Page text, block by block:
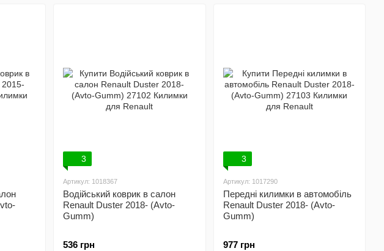
3
Артикул: 1018367
Водійський коврик в салон
Renault Duster 2018- (Avto-
Gumm)
536 грн
3
Артикул: 1017290
Передні килимки в автомобіль
Renault Duster 2018- (Avto-
Gumm)
977 грн